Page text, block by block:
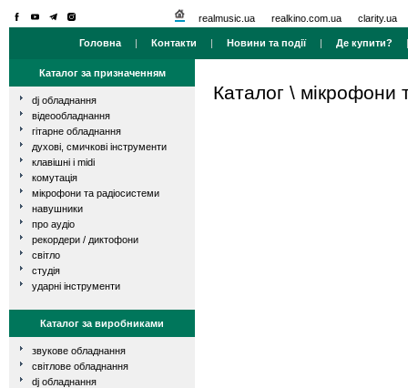
realmusic.ua realkino.com.ua clarity.ua
Головна | Контакти | Новини та події| Де купити?
Каталог за призначенням
dj обладнання
відеообладнання
гітарне обладнання
духові, смичкові інструменти
клавішні і midi
комутація
мікрофони та радіосистеми
навушники
про аудіо
рекордери / диктофони
світло
студія
ударні інструменти
Каталог за виробниками
звукове обладнання
світлове обладнання
dj обладнання
Каталог \ мікрофони